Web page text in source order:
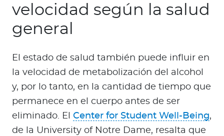
velocidad según la salud
general
El estado de salud también puede influir en
la velocidad de metabolización del alcohol
y, por lo tanto, en la cantidad de tiempo que
permanece en el cuerpo antes de ser
eliminado. El Center for Student Well-Being,
de la University of Notre Dame, resalta que